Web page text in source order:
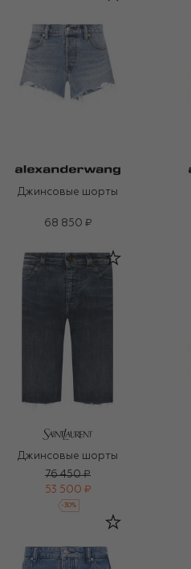
Джинсовые шорты
68 850 ₽
Джинсовые шорты
76 450 ₽
53 500 ₽
-30%